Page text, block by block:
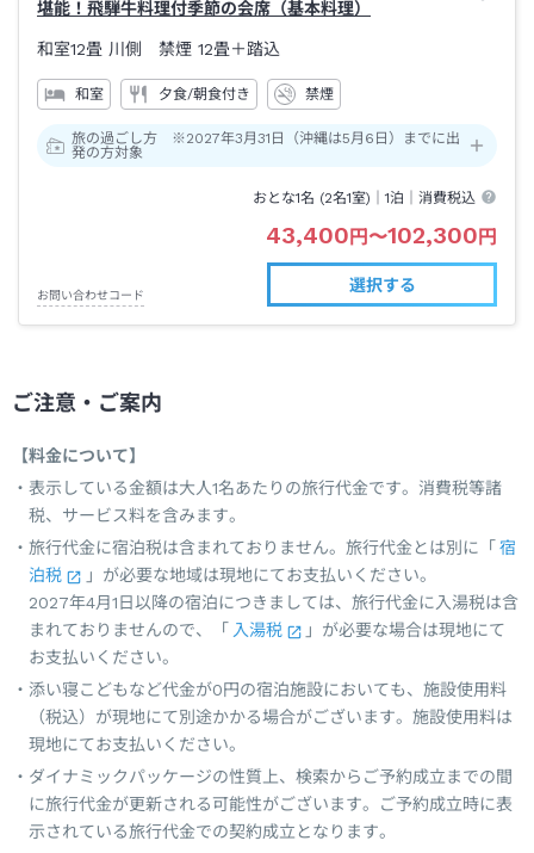
堪能！飛騨牛料理付季節の会席（基本料理）
和室12畳 川側 禁煙 12畳＋踏込
和室 夕食/朝食付き 禁煙
旅の過ごし方 ※2027年3月31日（沖縄は5月6日）までに出
発の方対象
おとな1名 (2名1室)｜1泊 ｜消費税込
43,400 円 〜102,300 円
お問い合わせコード
選択する
ご注意・ご案内
【料金について】
表示している金額は大人1名あたりの旅行代金です。消費税等諸
税、サービス料を含みます。
旅行代金に宿泊税は含まれておりません。旅行代金とは別に「 宿
泊税
」が必要な地域は現地にてお支払いください。
2027年4月1日以降の宿泊につきましては、旅行代金に入湯税は含
まれておりませんので、「 入湯税
」が必要な場合は現地にて
お支払いください。
添い寝こどもなど代金が0円の宿泊施設においても、施設使用料
（税込）が現地にて別途かかる場合がございます。施設使用料は
現地にてお支払いください。
ダイナミックパッケージの性質上、検索からご予約成立までの間
に旅行代金が更新される可能性がございます。ご予約成立時に表
示されている旅行代金での契約成立となります。